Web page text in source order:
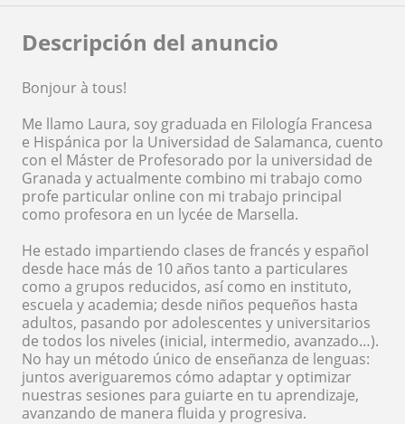
Descripción del anuncio
Bonjour à tous!
Me llamo Laura, soy graduada en Filología Francesa
e Hispánica por la Universidad de Salamanca, cuento
con el Máster de Profesorado por la universidad de
Granada y actualmente combino mi trabajo como
profe particular online con mi trabajo principal
como profesora en un lycée de Marsella.
He estado impartiendo clases de francés y español
desde hace más de 10 años tanto a particulares
como a grupos reducidos, así como en instituto,
escuela y academia; desde niños pequeños hasta
adultos, pasando por adolescentes y universitarios
de todos los niveles (inicial, intermedio, avanzado…).
No hay un método único de enseñanza de lenguas:
juntos averiguaremos cómo adaptar y optimizar
nuestras sesiones para guiarte en tu aprendizaje,
avanzando de manera fluida y progresiva.